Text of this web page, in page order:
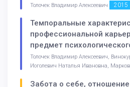
Толочек Владимир Алексеевич 2015
Темпоральные
профессиональной
предмет
Толочек Владимир Алексеевич,
Иоголевич Наталья Ивановна,
Забота о себе,